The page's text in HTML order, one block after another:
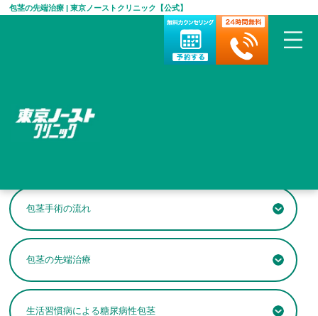
包茎の先端治療 | 東京ノーストクリニック【公式】
HOME > 包茎手術・治療について
包茎手術の流れ
包茎の先端治療
生活習慣病による糖尿病性包茎